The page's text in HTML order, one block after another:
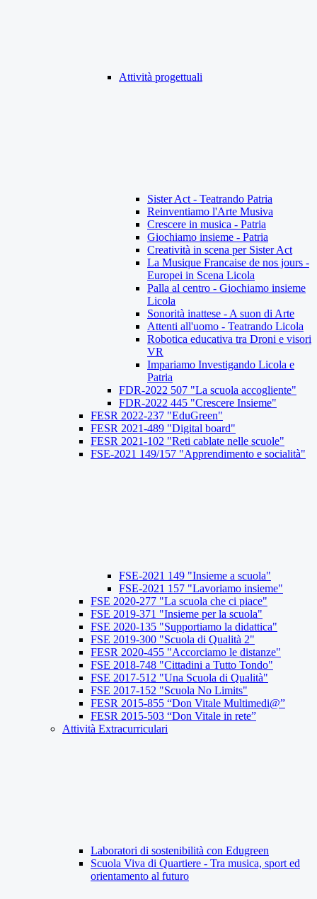
Attività progettuali
Sister Act - Teatrando Patria
Reinventiamo l'Arte Musiva
Crescere in musica - Patria
Giochiamo insieme - Patria
Creatività in scena per Sister Act
La Musique Francaise de nos jours -
Europei in Scena Licola
Palla al centro - Giochiamo insieme
Licola
Sonorità inattese - A suon di Arte
Attenti all'uomo - Teatrando Licola
Robotica educativa tra Droni e visori
VR
Impariamo Investigando Licola e
Patria
FDR-2022 507 "La scuola accogliente"
FDR-2022 445 "Crescere Insieme"
FESR 2022-237 "EduGreen"
FESR 2021-489 "Digital board"
FESR 2021-102 "Reti cablate nelle scuole"
FSE-2021 149/157 "Apprendimento e socialità"
FSE-2021 149 "Insieme a scuola"
FSE-2021 157 "Lavoriamo insieme"
FSE 2020-277 "La scuola che ci piace"
FSE 2019-371 "Insieme per la scuola"
FSE 2020-135 "Supportiamo la didattica"
FSE 2019-300 "Scuola di Qualità 2"
FESR 2020-455 "Accorciamo le distanze"
FSE 2018-748 "Cittadini a Tutto Tondo"
FSE 2017-512 "Una Scuola di Qualità"
FSE 2017-152 "Scuola No Limits"
FESR 2015-855 “Don Vitale Multimedi@”
FESR 2015-503 “Don Vitale in rete”
Attività Extracurriculari
Laboratori di sostenibilità con Edugreen
Scuola Viva di Quartiere - Tra musica, sport ed
orientamento al futuro